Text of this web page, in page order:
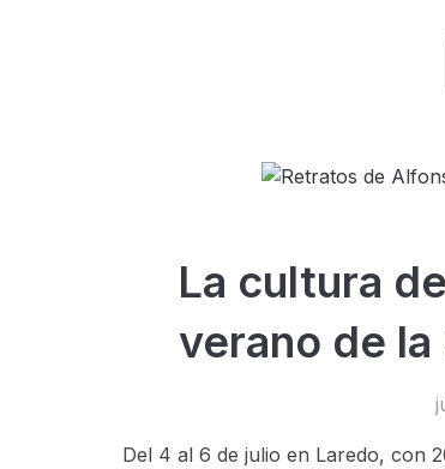
La cultura
verano de
Del 4 al 6 de julio en Laredo, con